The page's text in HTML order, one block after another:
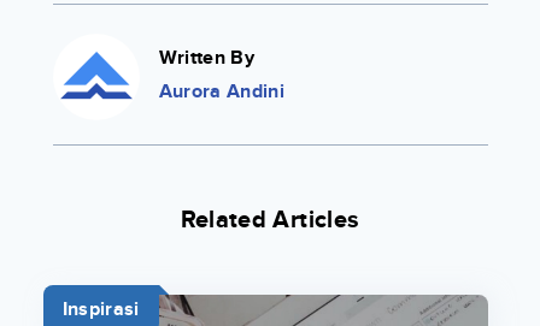
Written By
Aurora Andini
Related Articles
Inspirasi